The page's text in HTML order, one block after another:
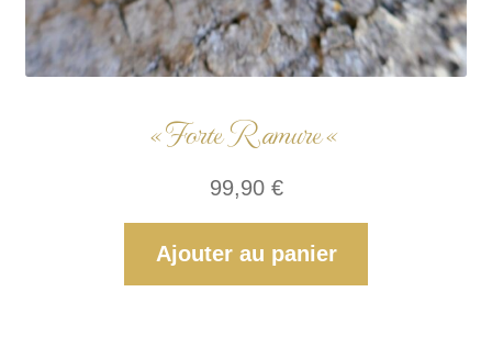
« Forte Ramure «
99,90 €
Ajouter au panier